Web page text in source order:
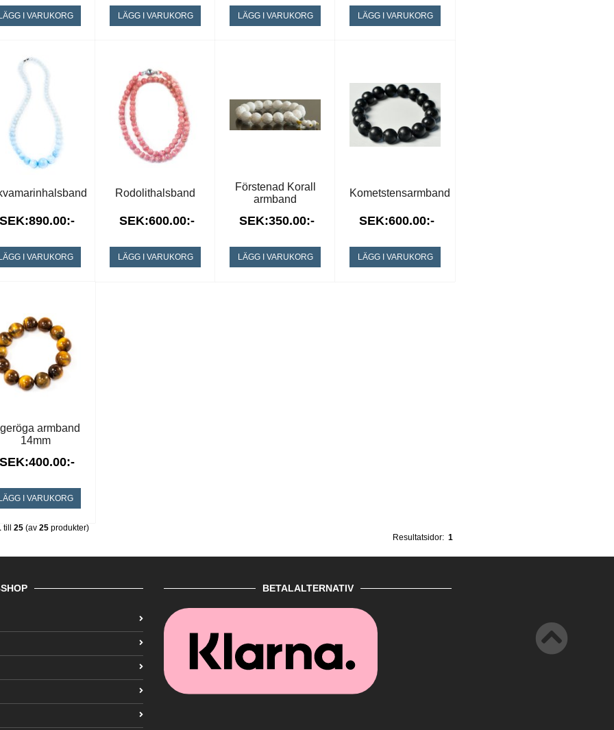
I VARUKORG LÄGG I VARUKORG LÄGG I VARUKORG LÄGG I VARUKORG
SEK:890.00:-
I VARUKORG
Rodolithalsband
SEK:600.00:-
LÄGG I VARUKORG
Förstenad Korall
armband
SEK:350.00:-
LÄGG I VARUKORG
Kometstensarmband
SEK:600.00:-
LÄGG I VARUKORG
armband
14mm
SEK:400.00:-
I VARUKORG
till 25 (av 25 produkter)
Resultatsidor: 1
BETALALTERNATIV